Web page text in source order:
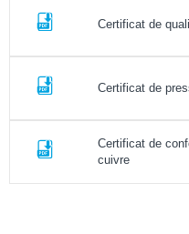
Certificat de
Certificat de
Certificat de
cuivre